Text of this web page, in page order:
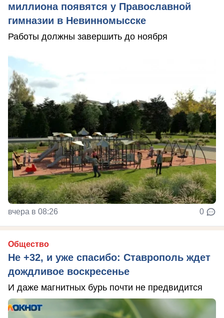
миллиона появятся у Православной
гимназии в Невинномысске
Работы должны завершить до ноября
вчера в 08:26 0
Общество
Не +32, и уже спасибо: Ставрополь ждет
дождливое воскресенье
И даже магнитных бурь почти не предвидится